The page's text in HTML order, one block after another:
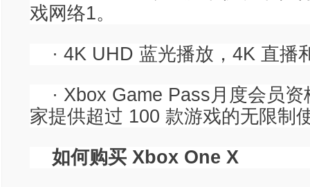
戏网络1。
· 4K UHD 蓝光播放，4K 直播
· Xbox Game Pass月度会员
家提供超过 100 款游戏的无限制
如何购买 Xbox One X